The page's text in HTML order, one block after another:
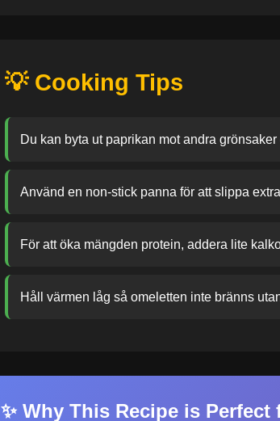
💡 Cooking Tips
Du kan byta ut paprikan mot andra
Använd en non-stick panna för att slippa
För att öka mängden protein, addera lite
Håll värmen låg så omeletten inte bränns
✨ Why This Recipe is Perfect